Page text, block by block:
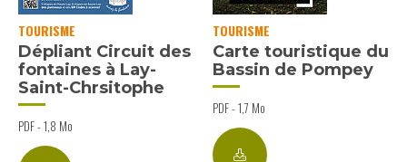
TOURISME
Dépliant Circuit des
fontaines à Lay-
Saint-Chrsitophe
PDF - 1,8 Mo
TOURISME
Carte touristique du
Bassin de Pompey
PDF - 1,7 Mo